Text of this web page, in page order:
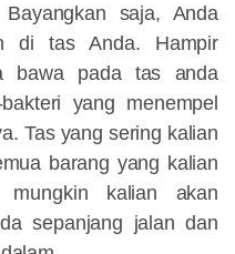
saja, Anda
di tas Anda. Hampir
bawa pada tas anda
yang menempel
Tas yang sering kalian
barang yang kalian
mungkin kalian akan
sepanjang jalan dan